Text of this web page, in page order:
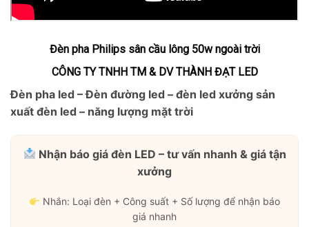
Đèn pha Philips sân cầu lông 50w ngoài trời
CÔNG TY TNHH TM & DV THÀNH ĐẠT LED
Đèn pha led – Đèn đường led – đèn led xưởng sản
xuất đèn led – năng lượng mặt trời
Nhận báo giá đèn LED – tư vấn nhanh & giá tận
xưởng
Nhắn: Loại đèn + Công suất + Số lượng để nhận báo
giá nhanh